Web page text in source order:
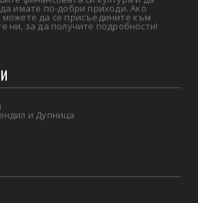
имате по-добри приходи. Ако
да се присъедините към
ни, за да получите подробности!
и Дупница